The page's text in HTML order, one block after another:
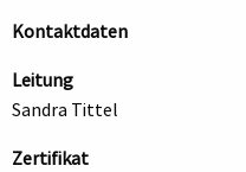
Kontaktdaten
Leitung
Sandra Tittel
Zertifikat